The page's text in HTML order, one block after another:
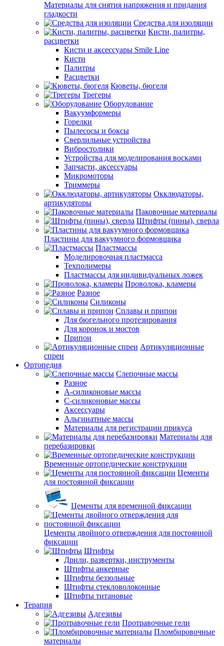
Материалы для снятия напряжения и придания
гладкости
Средства для изоляции
Кисти, палитры,
расцветки
Кисти и аксессуары Smile Line
Кисти
Палитры
Расцветки
Кюветы, бюгеля
Трегеры
Оборудование
Вакуумформеры
Горелки
Пылесосы и боксы
Сверлильные устройства
Вибростолики
Устройства для моделирования восками
Запчасти, аксессуары
Микромоторы
Триммеры
Окклюдаторы,
артикуляторы
Паковочные материалы
Штифты (пины), сверла
Пластины для вакуумного формовщика
Пластмассы
Моделировочная пластмасса
Техполимеры
Пластмассы для индивидуальных ложек
Проволока, кламеры
Разное
Силиконы
Сплавы и припои
Для бюгельного протезирования
Для коронок и мостов
Припои
Артикуляционные
спреи
Ортопедия
Слепочные массы
Разное
А-силиконовые массы
С-силиконовые массы
Аксессуары
Альгинатные массы
Материалы для регистрации прикуса
Материалы для
перебазировки
Временные ортопедические конструкции
Цементы
для постоянной фиксации
Цементы для временной фиксации
Цементы двойного отверждения для постоянной
фиксации
Штифты
Дрили, развертки, инструменты
Штифты анкерные
Штифты беззольные
Штифты стекловолоконные
Штифты титановые
Терапия
Адгезивы
Протравочные гели
Пломбировочные
материалы